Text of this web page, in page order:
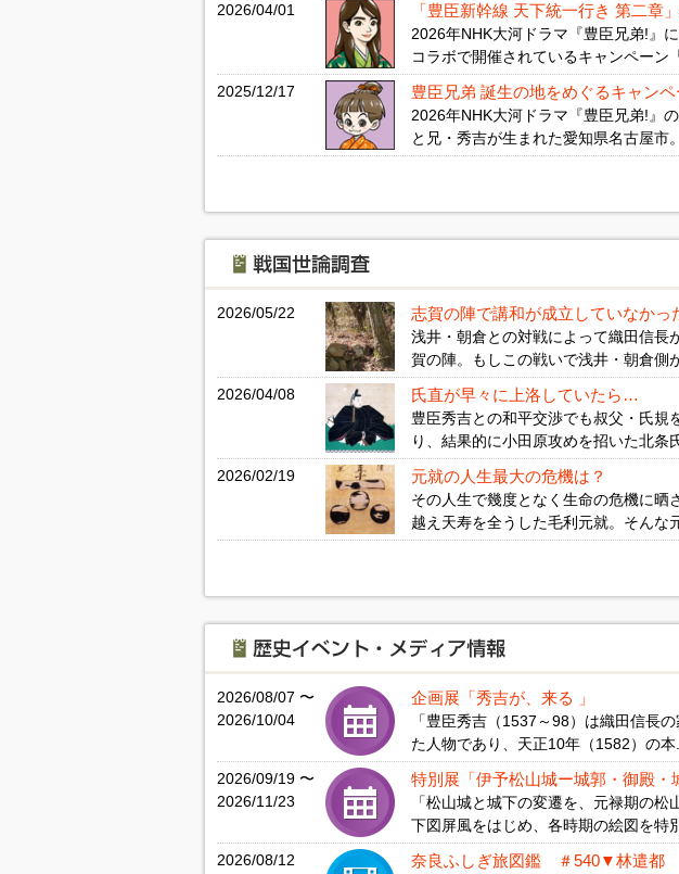
2026/04/01
「豊臣新幹線 天下統一行き 第二章
2026年NHK大河ドラマ『豊臣兄弟!』
コラボで開催されているキャンペーン
2025/12/17
豊臣兄弟 誕生の地をめぐるキャンペ
2026年NHK大河ドラマ『豊臣兄弟!』
と兄・秀吉が生まれた愛知県名古屋市
2026/05/22 志賀の陣で講和が成立していなかっ
浅井・朝倉との対戦によって織田信長
賀の陣。もしこの戦いで浅井・朝倉側
2026/04/08
氏直が早々に上洛していたら…
豊臣秀吉との和平交渉でも叔父・氏規
り、結果的に小田原攻めを招いた北条
2026/02/19
元就の人生最大の危機は？
その人生で幾度となく生命の危機に晒
越え天寿を全うした毛利元就。そんな
2026/08/07 〜
2026/10/04
企画展「秀吉が、来る 」
「豊臣秀吉（1537～98）は織田信長
た人物であり、天正10年（1582）の本...
2026/09/19 〜
2026/11/23
特別展「伊予松山城ー城郭・御殿・
「松山城と城下の変遷を、元禄期の松
下図屏風をはじめ、各時期の絵図を特
2026/08/12
奈良ふしぎ旅図鑑 ＃540▼林遣都